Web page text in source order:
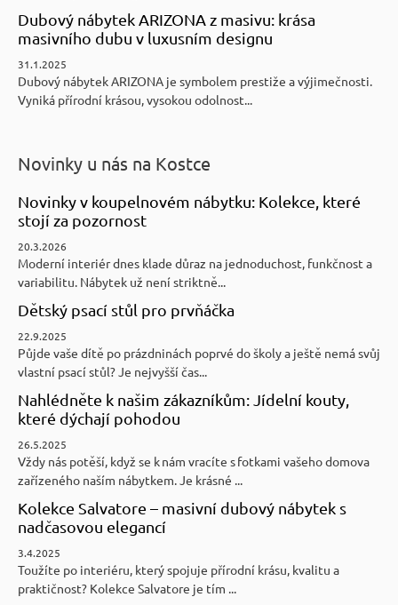
Dubový nábytek ARIZONA z masivu: krása
masivního dubu v luxusním designu
31.1.2025
Dubový nábytek ARIZONA je symbolem prestiže a výjimečnosti.
Vyniká přírodní krásou, vysokou odolnost...
Novinky u nás na Kostce
Novinky v koupelnovém nábytku: Kolekce, které
stojí za pozornost
20.3.2026
Moderní interiér dnes klade důraz na jednoduchost, funkčnost a
variabilitu. Nábytek už není striktně...
Dětský psací stůl pro prvňáčka
22.9.2025
Půjde vaše dítě po prázdninách poprvé do školy a ještě nemá svůj
vlastní psací stůl? Je nejvyšší čas...
Nahlédněte k našim zákazníkům: Jídelní kouty,
které dýchají pohodou
26.5.2025
Vždy nás potěší, když se k nám vracíte s fotkami vašeho domova
zařízeného naším nábytkem. Je krásné ...
Kolekce Salvatore – masivní dubový nábytek s
nadčasovou elegancí
3.4.2025
Toužíte po interiéru, který spojuje přírodní krásu, kvalitu a
praktičnost? Kolekce Salvatore je tím ...